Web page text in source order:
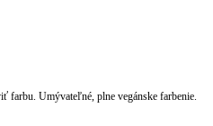
farbu. Umývateľné, plne vegánske farbenie.